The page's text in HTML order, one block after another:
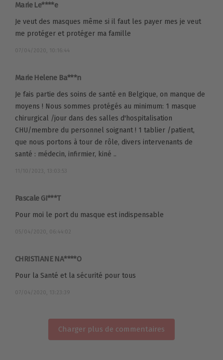
Marie Le****e
Je veut des masques même si il faut les payer mes je veut
me protéger et protéger ma famille
07/04/2020, 10:16:44
Marie Helene Ba***n
Je fais partie des soins de santé en Belgique, on manque de
moyens ! Nous sommes protégés au minimum: 1 masque
chirurgical /jour dans des salles d'hospitalisation
CHU/membre du personnel soignant ! 1 tablier /patient,
que nous portons à tour de rôle, divers intervenants de
santé : médecin, infirmier, kiné ..
11/10/2023, 13:03:53
Pascale GI***T
Pour moi le port du masque est indispensable
05/04/2020, 06:44:02
CHRISTIANE NA****O
Pour la Santé et la sécurité pour tous
07/04/2020, 13:23:39
Charger plus de commentaires